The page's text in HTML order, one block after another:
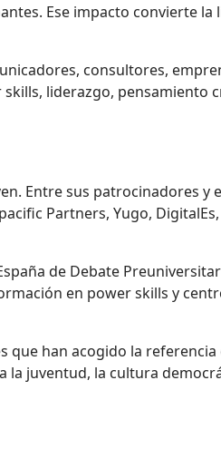
Ese impacto convierte la
consultores,
liderazgo, pensamiento
Entre sus patrocinadores y
Partners, Yugo,
de Debate
en power skills y
que han acogido la
la juventud, la cultura